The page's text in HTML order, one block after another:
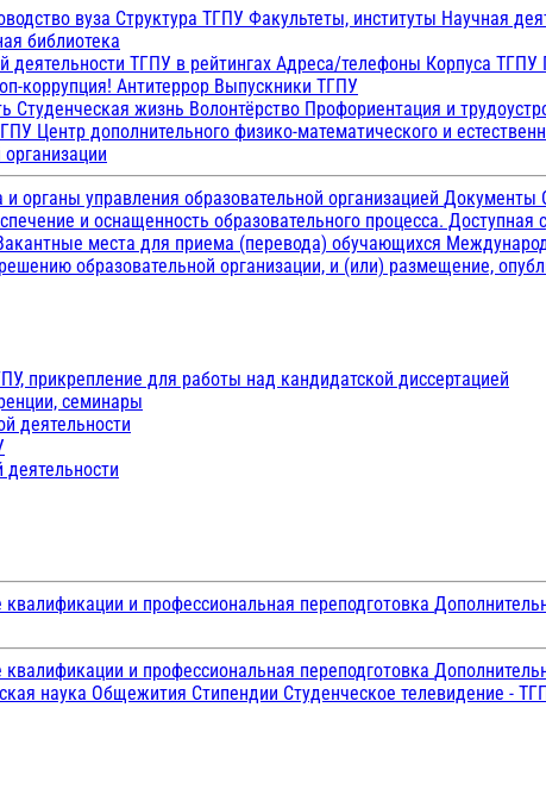
вуза Структура ТГПУ Факультеты, институты Научная
библиотека
деятельности ТГПУ в рейтингах Адреса/телефоны Корпуса ТГПУ
коррупция! Антитеррор Выпускники ТГПУ
Студенческая жизнь Волонтёрство Профориентация и
Центр дополнительного физико-математического и
и органы управления образовательной организацией Документы
и оснащенность образовательного процесса. Доступная
места для приема (перевода) обучающихся
образовательной организации, и (или) размещение,
прикрепление для работы над кандидатской диссертацией
семинары
деятельности
и профессиональная переподготовка
и профессиональная переподготовка
наука Общежития Стипендии Студенческое телевидение -